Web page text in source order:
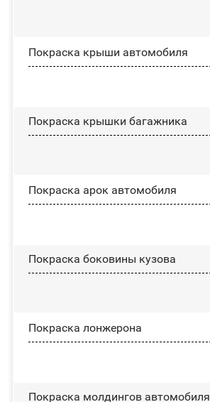
Покраска крыши автомобиля
Покраска крышки багажника
Покраска арок автомобиля
Покраска боковины кузова
Покраска лонжерона
Покраска молдингов автомобиля